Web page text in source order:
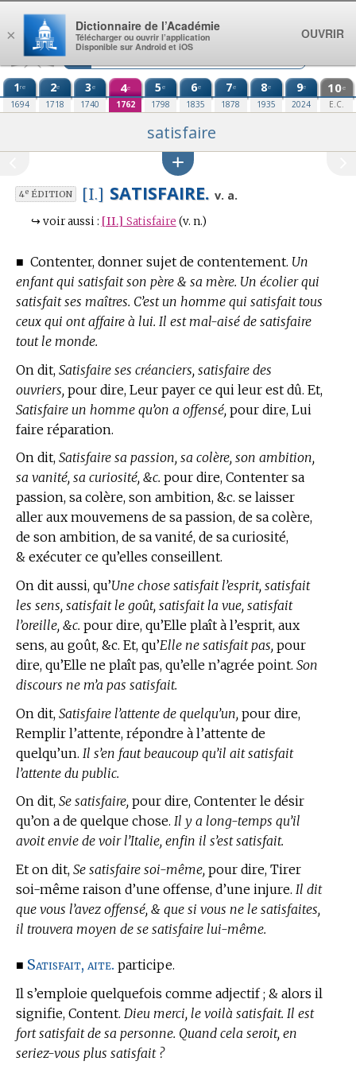
Aller au contenu
1re
1694
2e
1718
3e
1740
4e
1762
5e
1798
6e
1835
7e
1878
8e
1935
9e
2024
10e
E.C.
satisfaire
4eÉDITION [I.] SATISFAIRE. v. a.
↪ voir aussi : [II.] Satisfaire (v. n.)
■ Contenter, donner sujet de contentement. Un
enfant qui satisfait son père & sa mère. Un écolier qui
satisfait ses maîtres. C’est un homme qui satisfait tous
ceux qui ont affaire à lui. Il est mal-aisé de satisfaire
tout le monde.
On dit, Satisfaire ses créanciers, satisfaire des
ouvriers, pour dire, Leur payer ce qui leur est dû. Et,
Satisfaire un homme qu’on a offensé, pour dire, Lui
faire réparation.
On dit, Satisfaire sa passion, sa colère, son ambition,
sa vanité, sa curiosité, &c. pour dire, Contenter sa
passion, sa colère, son ambition, &c. se laisser
aller aux mouvemens de sa passion, de sa colère,
de son ambition, de sa vanité, de sa curiosité,
& exécuter ce qu’elles conseillent.
On dit aussi, qu’Une chose satisfait l’esprit, satisfait
les sens, satisfait le goût, satisfait la vue, satisfait
l’oreille, &c. pour dire, qu’Elle plaît à l’esprit, aux
sens, au goût, &c. Et, qu’Elle ne satisfait pas, pour
dire, qu’Elle ne plaît pas, qu’elle n’agrée point. Son
discours ne m’a pas satisfait.
On dit, Satisfaire l’attente de quelqu’un, pour dire,
Remplir l’attente, répondre à l’attente de
quelqu’un. Il s’en faut beaucoup qu’il ait satisfait
l’attente du public.
On dit, Se satisfaire, pour dire, Contenter le désir
qu’on a de quelque chose. Il y a long-temps qu’il
avoit envie de voir l’Italie, enfin il s’est satisfait.
Et on dit, Se satisfaire soi-même, pour dire, Tirer
soi-même raison d’une offense, d’une injure. Il dit
que vous l’avez offensé, & que si vous ne le satisfaites,
il trouvera moyen de se satisfaire lui-même.
■ Satisfait, aite. participe.
Il s’emploie quelquefois comme adjectif ; & alors il
signifie, Content. Dieu merci, le voilà satisfait. Il est
fort satisfait de sa personne. Quand cela seroit, en
seriez-vous plus satisfait ?
×
Dictionnaire de l’Académie
Télécharger ou ouvrir l’application
Disponible sur Android et iOS
OUVRIR